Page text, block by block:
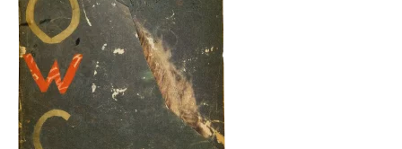
Ley, Robert
Rijn Rheinmetall Ruhrgebied
alle weergeven
Gedichten met audiobijdrage